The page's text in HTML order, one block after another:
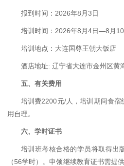
报到时间：2026年8月3日
培训时间：2026年8月4日—8月
培训地点：大连国尊王朝大饭店
酒店地址: 辽宁省大连市金州区黄
五、有关费用
培训费2200元/人，培训期间食
用自理。
六、学时证书
培训班考核合格的学员将取得出
（56学时）。申领继续教育证书需提